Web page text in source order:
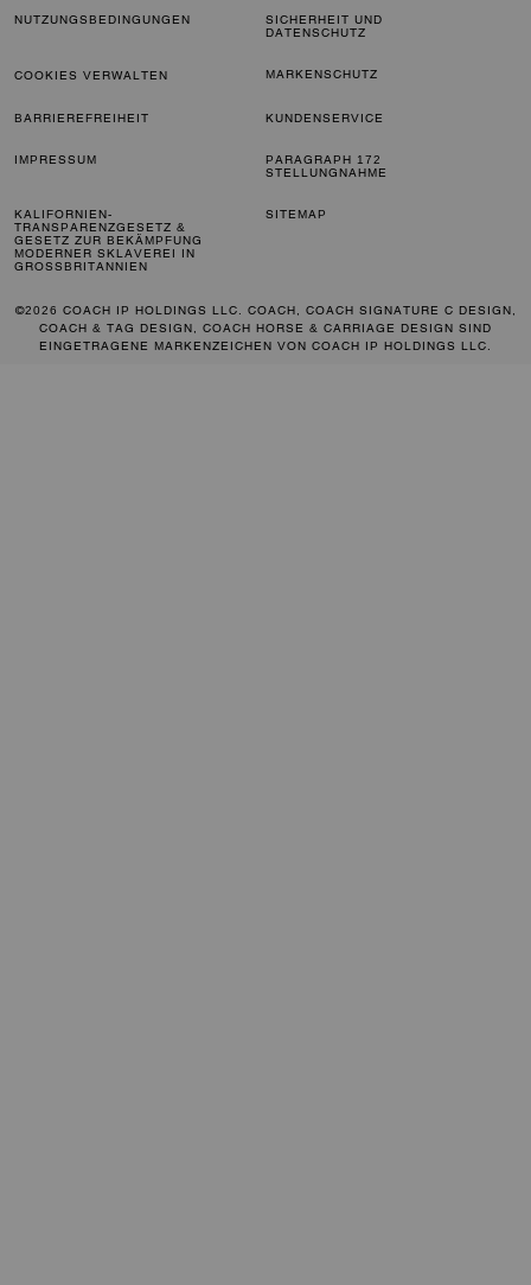
NUTZUNGSBEDINGUNGEN
SICHERHEIT UND
DATENSCHUTZ
COOKIES VERWALTEN MARKENSCHUTZ
BARRIEREFREIHEIT KUNDENSERVICE
IMPRESSUM
PARAGRAPH 172
STELLUNGNAHME
KALIFORNIEN-
TRANSPARENZGESETZ &
GESETZ ZUR BEKÄMPFUNG
MODERNER SKLAVEREI IN
GROSSBRITANNIEN
SITEMAP
©2026 COACH IP HOLDINGS LLC. COACH, COACH SIGNATURE C DESIGN,
COACH & TAG DESIGN, COACH HORSE & CARRIAGE DESIGN SIND
EINGETRAGENE MARKENZEICHEN VON COACH IP HOLDINGS LLC.